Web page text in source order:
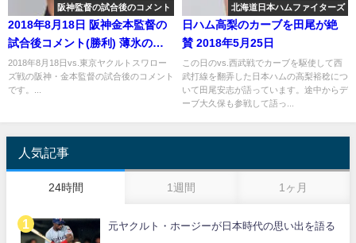
阪神監督の試合後のコメント
2018年8月18日 阪神金本監督の
試合後コメント(勝利) 薄氷の勝
利
2018年8月18日vs.東京ヤクルトスワロー
ズ戦の阪神・金本監督の試合後のコメント
です。...
北海道日本ハムファイターズ
日ハム高梨のカーブを田尾が絶
賛 2018年5月25日
この日のvs.西武戦でカーブを駆使して西
武打線を翻弄した日本ハムの高梨裕稔につ
いて田尾安志が語っています。途中からデ
ーブ大久保も参戦して語っ...
人気記事
24時間 1週間 1ヶ月
元ヤクルト・ホージーが日本時代の思い出を語る